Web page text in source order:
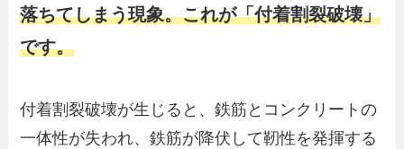
落ちてしまう現象。これが「付着割裂破壊」
です。
付着割裂破壊が生じると、鉄筋とコンクリートの
一体性が失われ、鉄筋が降伏して靭性を発揮する